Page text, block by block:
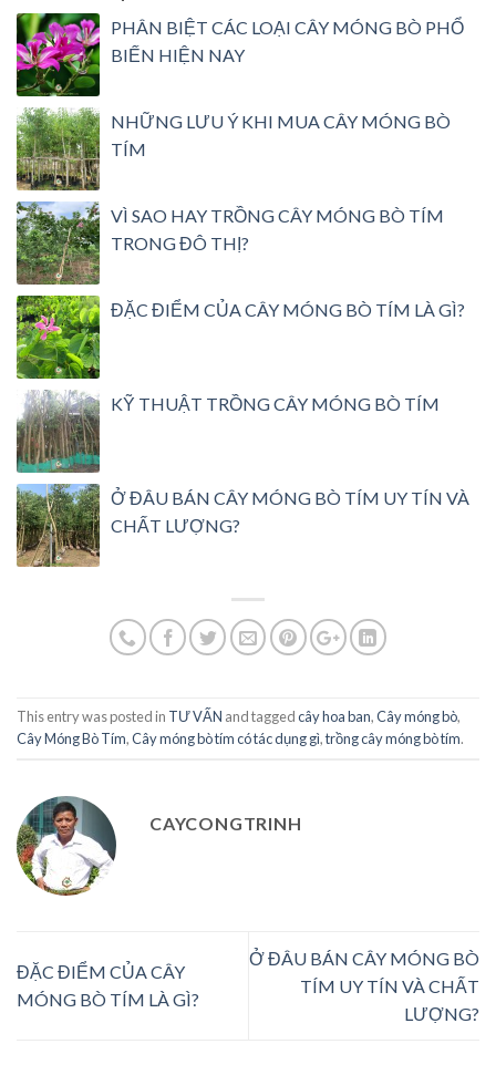
PHÂN BIỆT CÁC LOẠI CÂY MÓNG BÒ PHỔ
BIẾN HIỆN NAY
NHỮNG LƯU Ý KHI MUA CÂY MÓNG BÒ
TÍM
VÌ SAO HAY TRỒNG CÂY MÓNG BÒ TÍM
TRONG ĐÔ THỊ?
ĐẶC ĐIỂM CỦA CÂY MÓNG BÒ TÍM LÀ GÌ?
KỸ THUẬT TRỒNG CÂY MÓNG BÒ TÍM
Ở ĐÂU BÁN CÂY MÓNG BÒ TÍM UY TÍN VÀ
CHẤT LƯỢNG?
This entry was posted in TƯ VẤN and taggedcây hoa ban,Cây móng bò,
Cây Móng Bò Tím,Cây móng bò tím có tác dụng gì,trồng cây móng bò tím.
CAYCONGTRINH
ĐẶC ĐIỂM CỦA CÂY
MÓNG BÒ TÍM LÀ GÌ?
Ở ĐÂU BÁN CÂY MÓNG BÒ
TÍM UY TÍN VÀ CHẤT
LƯỢNG?